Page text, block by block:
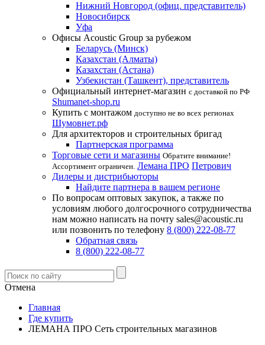
Нижний Новгород (офиц. представитель)
Новосибирск
Уфа
Офисы Acoustic Group за рубежом
Беларусь (Минск)
Казахстан (Алматы)
Казахстан (Астана)
Узбекистан (Ташкент), представитель
Официальный интернет-магазин с доставкой по РФ
Shumanet-shop.ru
Купить с монтажом доступно не во всех регионах
Шумовнет.рф
Для архитекторов и строительных бригад
Партнерская программа
Торговые сети и магазины Обратите внимание!
Ассортимент ограничен. Лемана ПРО Петрович
Дилеры и дистрибьюторы
Найдите партнера в вашем регионе
По вопросам оптовых закупок, а также по
условиям любого долгосрочного сотрудничества
нам можно написать на почту sales@acoustic.ru
или позвонить по телефону 8 (800) 222-08-77
Обратная связь
8 (800) 222-08-77
Отмена
Главная
Где купить
ЛЕМАНА ПРО Сеть строительных магазинов